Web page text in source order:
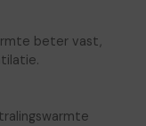
beter vast,